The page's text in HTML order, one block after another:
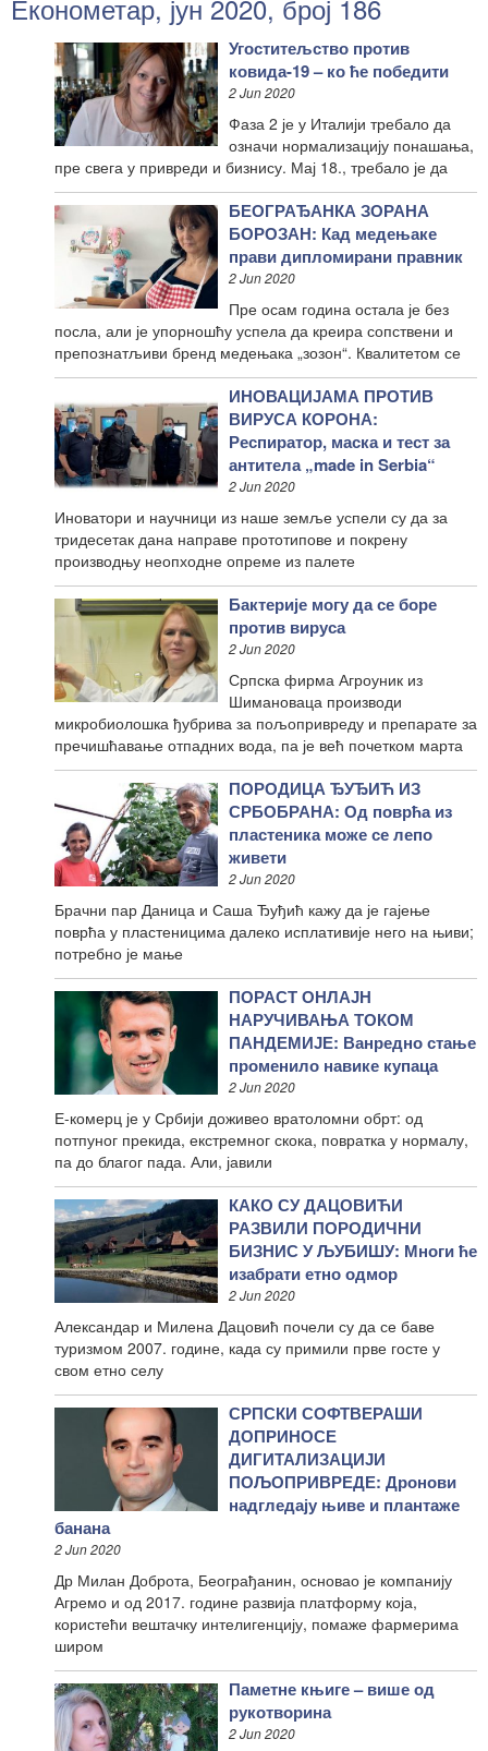
Економетар, јун 2020, број 186
Угоститељство против
ковида-19 – ко ће победити
2 Jun 2020
Фаза 2 је у Италији требало да
означи нормализацију понашања,
пре свега у привреди и бизнису. Мај 18., требало је да
БЕОГРАЂАНКА ЗОРАНА
БОРОЗАН: Кад медењаке
прави дипломирани правник
2 Jun 2020
Пре осам година остала је без
посла, али је упорношћу успела да креира сопствени и
препознатљиви бренд медењака „зозон“. Квалитетом се
ИНОВАЦИЈАМА ПРОТИВ
ВИРУСА КОРОНА:
Респиратор, маска и тест за
антитела „made in Serbia“
2 Jun 2020
Иноватори и научници из наше земље успели су да за
тридесетак дана направе прототипове и покрену
производњу неопходне опреме из палете
Бактерије могу да се боре
против вируса
2 Jun 2020
Српска фирма Агроуник из
Шимановаца производи
микробиолошка ђубрива за пољопривреду и препарате за
пречишћавање отпадних вода, па је већ почетком марта
ПОРОДИЦА ЂУЂИЋ ИЗ
СРБОБРАНА: Од поврћа из
пластеника може се лепо
живети
2 Jun 2020
Брачни пар Даница и Саша Ђуђић кажу да је гајење
поврћа у пластеницима далеко исплативије него на њиви;
потребно је мање
ПОРАСТ ОНЛАЈН
НАРУЧИВАЊА ТОКОМ
ПАНДЕМИЈЕ: Ванредно стање
променило навике купаца
2 Jun 2020
Е-комерц је у Србији доживео вратоломни обрт: од
потпуног прекида, екстремног скока, повратка у нормалу,
па до благог пада. Али, јавили
КАКО СУ ДАЦОВИЋИ
РАЗВИЛИ ПОРОДИЧНИ
БИЗНИС У ЉУБИШУ: Многи ће
изабрати етно одмор
2 Jun 2020
Александар и Милена Дацовић почели су да се баве
туризмом 2007. године, када су примили прве госте у
свом етно селу
СРПСКИ СОФТВЕРАШИ
ДОПРИНОСЕ
ДИГИТАЛИЗАЦИЈИ
ПОЉОПРИВРЕДЕ: Дронови
надгледају њиве и плантаже
банана
2 Jun 2020
Др Милан Доброта, Београђанин, основао је компанију
Агремо и од 2017. године развија платформу која,
користећи вештачку интелигенцију, помаже фармерима
широм
Паметне књиге – више од
рукотворина
2 Jun 2020